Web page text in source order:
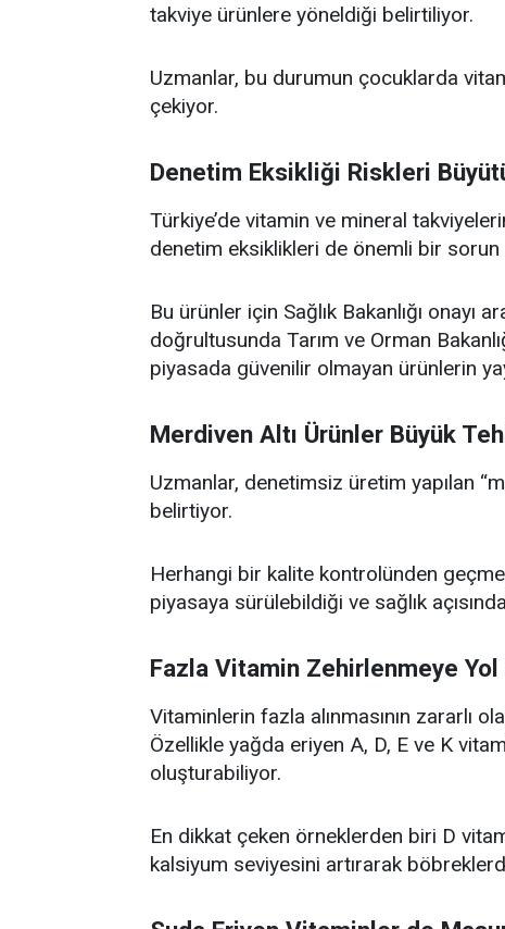
takviye ürünlere yöneldiği belirtiliyor.
Uzmanlar, bu durumun çocuklarda
çekiyor.
Denetim Eksikliği Riskleri
Türkiye’de vitamin ve mineral
denetim eksiklikleri de önemli bir sorun
Bu ürünler için Sağlık Bakanlığı
doğrultusunda Tarım ve Orman
piyasada güvenilir olmayan ürünlerin
Merdiven Altı Ürünler Büyük
Uzmanlar, denetimsiz üretim yapılan
belirtiyor.
Herhangi bir kalite kontrolünden
piyasaya sürülebildiği ve sağlık
Fazla Vitamin Zehirlenmeye
Vitaminlerin fazla alınmasının zararlı
Özellikle yağda eriyen A, D, E ve K
oluşturabiliyor.
En dikkat çeken örneklerden biri D
kalsiyum seviyesini artırarak